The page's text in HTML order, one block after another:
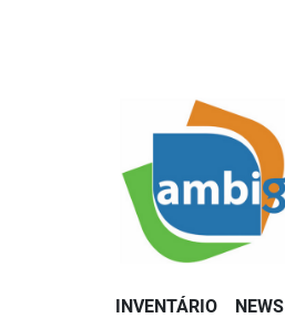
INVENTÁRIO NEWS